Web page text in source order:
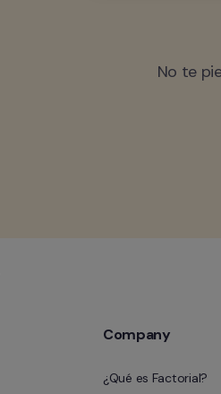
No te
Company
¿Qué es Factorial?